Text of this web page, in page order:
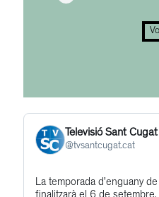
Televisió Sant Cugat
@tvsantcugat.cat
Get
La temporada d’enguany